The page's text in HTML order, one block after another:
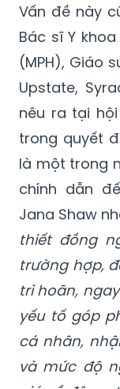
Vấn đề này
Bác sĩ Y
(MPH), Giáo
Upstate,
nêu ra tại
trong quyết
là một trong
chính dẫn
Jana Shaw
thiết đồng
trường hợp,
trì hoãn,
yếu tố góp
cá nhân,
và mức độ